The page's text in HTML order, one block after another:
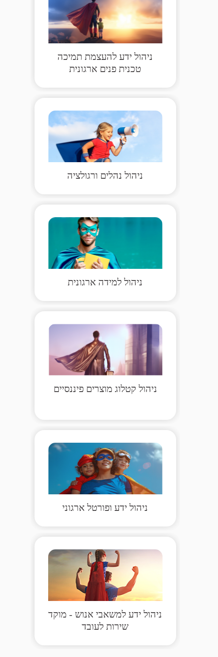
ניהול ידע להעצמת תמיכה
טכנית פנים ארגונית
ניהול נהלים ורגולציה
ניהול למידה ארגונית
ניהול קטלוג מוצרים פיננסיים
ניהול ידע ופורטל ארגוני
ניהול ידע למשאבי אנוש - מוקד
שירות לעובד